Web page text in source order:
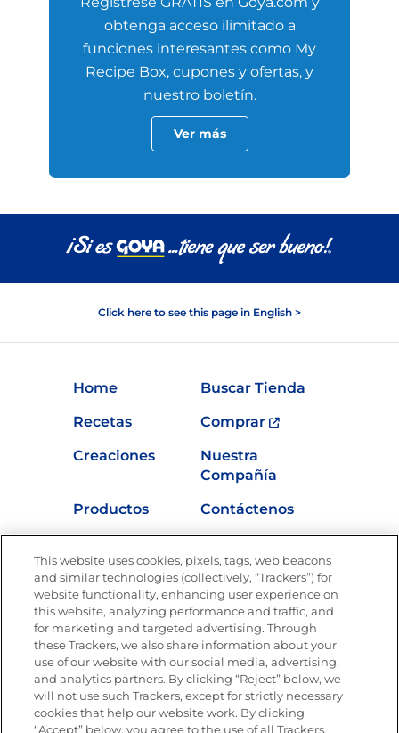
obtenga acceso ilimitado a
funciones interesantes como My
Recipe Box, cupones y ofertas, y
nuestro boletín.
Ver más
Click here to see this page in English >
Home
Buscar Tienda
Recetas
Comprar
Creaciones
Nuestra
Compañía
Productos
Contáctenos
Nutrición
Únete a La Cocina Goya®
Recibe Nuevas Recetas, Ofertas Especiales y
Promociones
Email(Obligatorio)
This website uses cookies, pixels, tags, web beacons
and similar technologies (collectively, “Trackers”) for
website functionality, enhancing user experience on
this website, analyzing performance and traffic, and
for marketing and targeted advertising. Through
these Trackers, we also share information about your
use of our website with our social media, advertising,
and analytics partners. By clicking “Reject” below, we
will not use such Trackers, except for strictly necessary
cookies that help our website work. By clicking
“Accept” below, you agree to the use of all Trackers.